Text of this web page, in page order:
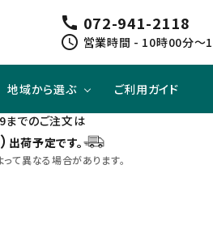
call 072-941-2118
schedule 営業時間 - 10時00分～
スピリッツ
スピリッツ
旨口×ジューシー
晩酌酒として
地域から選ぶ
関東
ご利用ガイド
でのご注文は
出荷予定です。
て異なる場合があります。